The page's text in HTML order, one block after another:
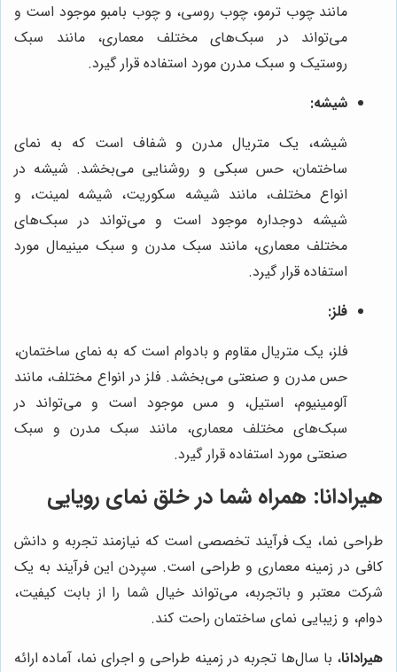
مانند چوب ترمو، چوب روسی، و چوب بامبو موجود است و
می‌تواند در سبک‌های مختلف معماری، مانند سبک
روستیک و سبک مدرن مورد استفاده قرار گیرد.
شیشه:
شیشه، یک متریال مدرن و شفاف است که به نمای
ساختمان، حس سبکی و روشنایی می‌بخشد. شیشه در
انواع مختلف، مانند شیشه سکوریت، شیشه لمینت، و
شیشه دوجداره موجود است و می‌تواند در سبک‌های
مختلف معماری، مانند سبک مدرن و سبک مینیمال مورد
استفاده قرار گیرد.
فلز:
فلز، یک متریال مقاوم و بادوام است که به نمای ساختمان،
حس مدرن و صنعتی می‌بخشد. فلز در انواع مختلف، مانند
آلومینیوم، استیل، و مس موجود است و می‌تواند در
سبک‌های مختلف معماری، مانند سبک مدرن و سبک
صنعتی مورد استفاده قرار گیرد.
هیرادانا: همراه شما در خلق نمای رویایی
طراحی نما، یک فرآیند تخصصی است که نیازمند تجربه و دانش
کافی در زمینه معماری و طراحی است. سپردن این فرآیند به یک
شرکت معتبر و باتجربه، می‌تواند خیال شما را از بابت کیفیت،
دوام، و زیبایی نمای ساختمان راحت کند.
هیرادانا، با سال‌ها تجربه در زمینه طراحی و اجرای نما، آماده ارائه